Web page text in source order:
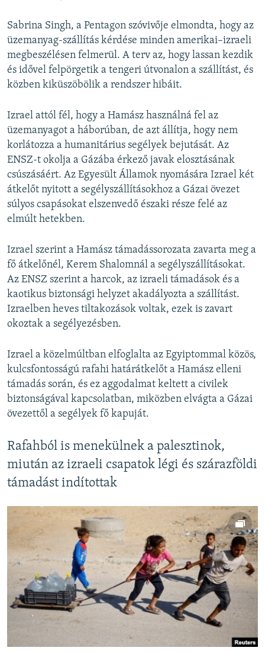
Sabrina Singh, a Pentagon szóvivője elmondta, hogy az
üzemanyag-szállítás kérdése minden amerikai–izraeli
megbeszélésen felmerül. A terv az, hogy lassan kezdik
és idővel felpörgetik a tengeri útvonalon a szállítást, és
közben kiküszöbölik a rendszer hibáit.
Izrael attól fél, hogy a Hamász használná fel az
üzemanyagot a háborúban, de azt állítja, hogy nem
korlátozza a humanitárius segélyek bejutását. Az
ENSZ-t okolja a Gázába érkező javak elosztásának
csúszásáért. Az Egyesült Államok nyomására Izrael két
átkelőt nyitott a segélyszállításokhoz a Gázai övezet
súlyos csapásokat elszenvedő északi része felé az
elmúlt hetekben.
Izrael szerint a Hamász támadássorozata zavarta meg a
fő átkelőnél, Kerem Shalomnál a segélyszállításokat.
Az ENSZ szerint a harcok, az izraeli támadások és a
kaotikus biztonsági helyzet akadályozta a szállítást.
Izraelben heves tiltakozások voltak, ezek is zavart
okoztak a segélyezésben.
Izrael a közelmúltban elfoglalta az Egyiptommal közös,
kulcsfontosságú rafahi határátkelőt a Hamász elleni
támadás során, és ez aggodalmat keltett a civilek
biztonságával kapcsolatban, miközben elvágta a Gázai
övezettől a segélyek fő kapuját.
Rafahból is menekülnek a palesztinok,
miután az izraeli csapatok légi és szárazföldi
támadást indítottak